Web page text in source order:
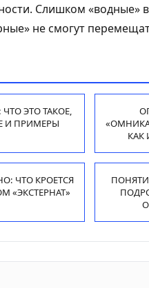
Слишком «водные»
не смогут
ЭТО ТАКОЕ,
И ПРИМЕРЫ
КАК
ЧТО КРОЕТСЯ
«ЭКСТЕРНАТ»